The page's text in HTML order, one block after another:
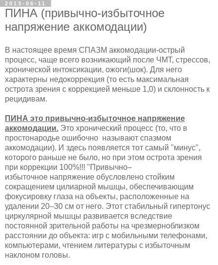
2013-06-11
ПИНА (привычно-избыточное
напряжение аккомодации)
В настоящее время СПАЗМ аккомодации-острый
процесс, чаще всего возникающий после ЧМТ, стрессов,
хронической интоксикации, ожоги(шок). Для него
характерны недокоррекция (то есть максимальная
острота зрения с коррекцией меньше 1,0) и склонность к
рецидивам.
ПИНА это привычно-избыточное напряжение
аккомодации. Это хронический процесс (то, что в
простонародье ошибочно называют спазмом
аккомодации). И здесь появляется тот самый "минус",
которого раньше не было, но при этом острота зрения
при коррекции 100%!!! "Привычно–
избыточное напряжение обусловлено стойким
сокращением цилиарной мышцы, обеспечивающим
фокусировку глаза на объекты, расположенные на
удалении 20–30 см от него. Этот стабильный гипертонус
циркулярной мышцы развивается вследствие
постоянной зрительной работы на чрезмерноблизком
расстоянии до объекта: игр с мобильными телефонами,
компьютерами, чтением литературы с избыточным
наклоном головы.